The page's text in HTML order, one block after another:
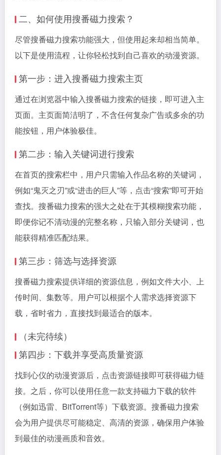
二、如何使用搜番磁力搜索？
尽管搜番磁力搜索功能强大，但使用起来却相当简单。
以下是使用流程，让你轻松找到自己喜欢的动漫资源。
第一步：进入搜番磁力搜索主页
通过在浏览器中输入搜番磁力搜索的链接，即可进入主
页面。主页面简洁明了，不含任何复杂广告或多余的功
能按钮，用户体验极佳。
第二步：输入关键词进行搜索
在首页的搜索栏中，用户只需输入作品名称的关键词，
例如“鬼灭之刃”或“进击的巨人”等，点击“搜索”即可开始
查找。搜番磁力搜索的强大之处在于其模糊搜索功能，
即便你记不清动漫的完整名称，只输入部分关键词，也
能获得精准匹配结果。
第三步：筛选与选择资源
搜番磁力搜索提供详细的资源信息，例如文件大小、上
传时间、集数等。用户可以根据个人需求选择资源下
载，省时省力，直接找到最适合的版本。
（未完待续）
第四步：下载并享受高质量资源
找到心仪的动漫资源后，点击资源链接即可获得磁力链
接。之后，你可以使用任意一款支持磁力下载的软件
（例如迅雷、BitTorrent等）下载资源。搜番磁力搜索
会为用户提供尽可能稳定、高清的资源，确保用户体验
到最佳的动漫画质和音效。